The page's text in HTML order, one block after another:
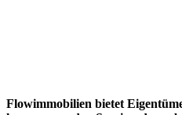
Flowimmobilien bietet